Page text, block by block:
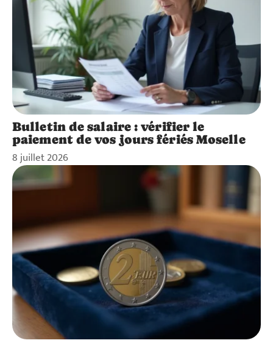
Bulletin de salaire : vérifier le
paiement de vos jours fériés Moselle
8 juillet 2026